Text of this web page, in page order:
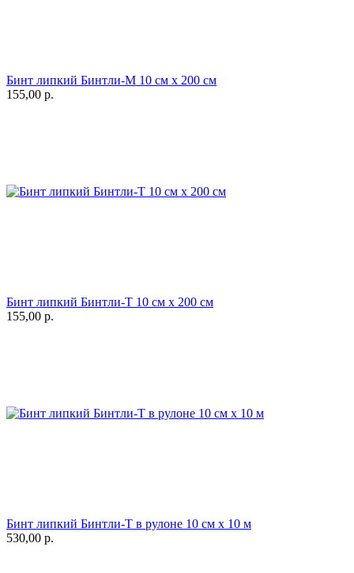
Бинт липкий Бинтли-М 10 см х 200 см
155,00 р.
Бинт липкий Бинтли-Т 10 см х 200 см
155,00 р.
Бинт липкий Бинтли-Т в рулоне 10 см х 10 м
530,00 р.